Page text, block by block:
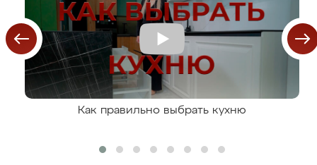
Как правильно выбрать кухню